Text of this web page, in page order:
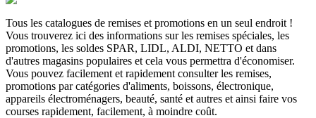
Tous les catalogues de remises et promotions en un seul endroit !
Vous trouverez ici des informations sur les remises spéciales, les
promotions, les soldes SPAR, LIDL, ALDI, NETTO et dans
d'autres magasins populaires et cela vous permettra d'économiser.
Vous pouvez facilement et rapidement consulter les remises,
promotions par catégories d'aliments, boissons, électronique,
appareils électroménagers, beauté, santé et autres et ainsi faire vos
courses rapidement, facilement, à moindre coût.